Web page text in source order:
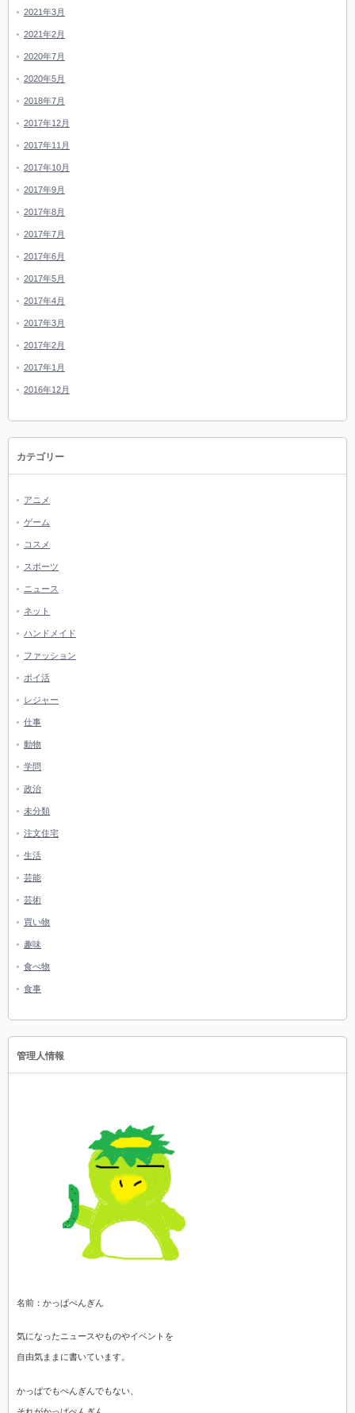
2021年3月
2021年2月
2020年7月
2020年5月
2018年7月
2017年12月
2017年11月
2017年10月
2017年9月
2017年8月
2017年7月
2017年6月
2017年5月
2017年4月
2017年3月
2017年2月
2017年1月
2016年12月
カテゴリー
アニメ
ゲーム
コスメ
スポーツ
ニュース
ネット
ハンドメイド
ファッション
ポイ活
レジャー
仕事
動物
学問
政治
未分類
注文住宅
生活
芸能
芸術
買い物
趣味
食べ物
食事
管理人情報
名前：かっぱぺんぎん
気になったニュースやものやイベントを
自由気ままに書いています。
かっぱでもぺんぎんでもない、